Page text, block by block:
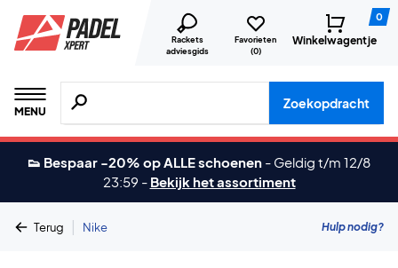
Rackets
adviesgids
Favorieten
(0)
0
Winkelwagentje
MENU
Zoeken naar producten, merken etc.
Zoekopdracht
👟 Bespaar -20% op ALLE schoenen - Geldig t/m 12/8
23:59 - Bekijk het assortiment
Terug | Nike Hulp nodig?